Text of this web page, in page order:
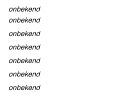
onbekend
onbekend
onbekend
onbekend
onbekend
onbekend
onbekend